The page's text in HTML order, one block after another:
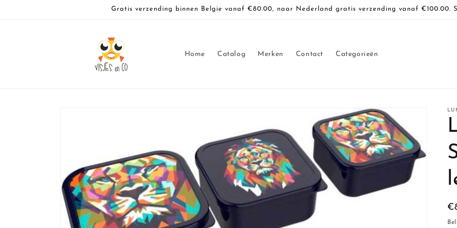
Gratis verzending binnen Belgie vanaf €80.00, naar Nederland gratis verzending vanaf €100.00.
Home Catalog Merken Contact Categorieën